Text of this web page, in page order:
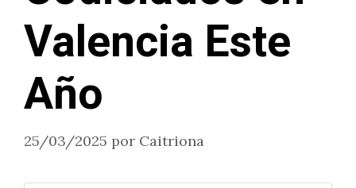
Valencia Este
Año
25/03/2025 por Caitriona